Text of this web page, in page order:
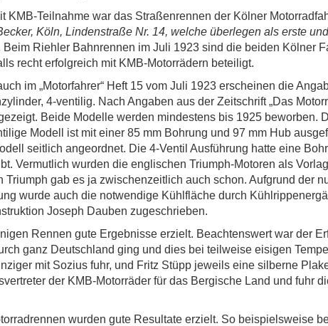
KMB-Teilnahme war das Straßenrennen der Kölner
Köln, Lindenstraße Nr. 14, welche überlegen als erste
Riehler Bahnrennen im Juli 1923 sind die beiden Kölner
recht erfolgreich mit KMB-Motorrädern beteiligt.
im „Motorfahrer“ Heft 15 vom Juli 1923 erscheinen die
4-ventilig. Nach Angaben aus der Zeitschrift „Das
Beide Modelle werden mindestens bis 1925 beworben.
Modell ist mit einer 85 mm Bohrung und 97 mm Hub
seitlich angeordnet. Die 4-Ventil Ausführung hatte eine
Vermutlich wurden die englischen Triumph-Motoren als
gab es ja zwischenzeitlich auch schon. Aufgrund der
wurde auch die notwendige Kühlfläche durch
Joseph Dauben zugeschrieben.
Rennen gute Ergebnisse erzielt. Beachtenswert war der
ganz Deutschland ging und dies bei teilweise eisigen
mit Sozius fuhr, und Fritz Stüpp jeweils eine silberne
der KMB-Motorräder für das Bergische Land und fuhr
wurden gute Resultate erzielt. So beispielsweise